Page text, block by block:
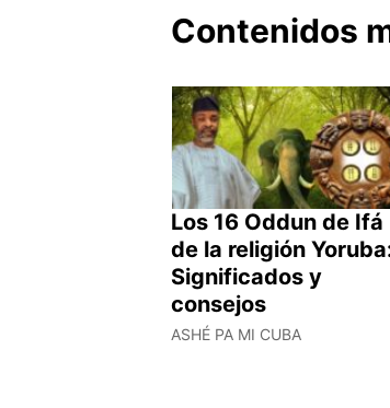
Contenidos
Los 16 Oddun de Ifá
de la religión
Significados y
consejos
ASHÉ PA MI CUBA